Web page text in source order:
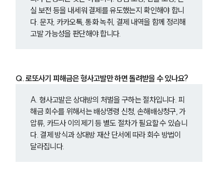
실 보전 등을 내세워 결제를 유도했는지 확인해야 합니
다. 문자, 카카오톡, 통화 녹취, 결제 내역을 함께 정리해
고발 가능성을 판단해야 합니다.
Q. 로또사기 피해금은 형사고발만 하면 돌려받을 수 있나요?
A. 형사고발은 상대방의 처벌을 구하는 절차입니다. 피
해금 회수를 위해서는 배상명령 신청, 손해배상청구, 가
압류, 카드사 이의제기 등 별도 절차가 필요할 수 있습니
다. 결제 방식과 상대방 재산 단서에 따라 회수 방법이
달라집니다.